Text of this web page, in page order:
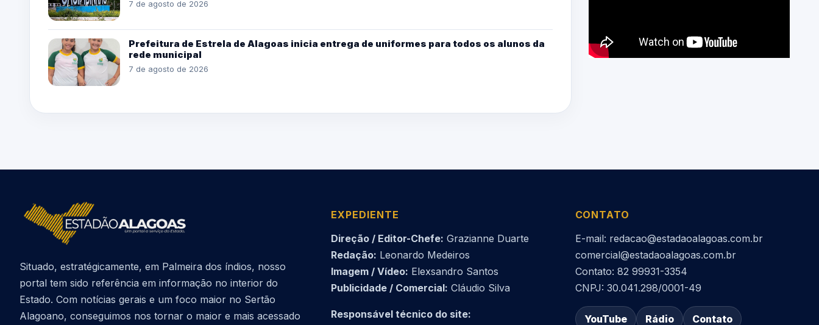
7 de agosto de 2026
Prefeitura de Estrela de Alagoas inicia entrega de uniformes para todos os alunos da
rede municipal
7 de agosto de 2026
Situado, estratégicamente, em Palmeira dos índios, nosso
portal tem sido referência em informação no interior do
Estado. Com notícias gerais e um foco maior no Sertão
Alagoano, conseguimos nos tornar o maior e mais acessado
EXPEDIENTE
Direção / Editor-Chefe: Grazianne Duarte
Redação: Leonardo Medeiros
Imagem / Vídeo: Elexsandro Santos
Publicidade / Comercial: Cláudio Silva
Responsável técnico do site:
CONTATO
E-mail: redacao@estadaoalagoas.com.br
comercial@estadaoalagoas.com.br
Contato: 82 99931-3354
CNPJ: 30.041.298/0001-49
YouTube Rádio Contato